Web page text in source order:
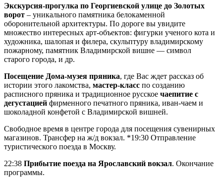
Экскурсия-прогулка по Георгиевской улице до Золотых
ворот – уникального памятника белокаменной
оборонительной архитектуры. По дороге вы увидите
множество интересных арт-объектов: фигурки ученого кота и
художника, шалопая и филера, скульптуру владимирскому
пожарному, памятник Владимирской вишне — символ
старого города, и др.
Посещение Дома-музея пряника, где Вас ждет рассказ об
истории этого лакомства, мастер-класс по созданию
расписного пряника и традиционное русское чаепитие с
дегустацией фирменного печатного пряника, иван-чаем и
шоколадной конфетой с Владимирской вишней.
Свободное время в центре города для посещения сувенирных
магазинов. Трансфер на ж/д вокзал. *19:30 Отправление
туристического поезда в Москву.
22:38 Прибытие поезда на Ярославский вокзал. Окончание
программы.